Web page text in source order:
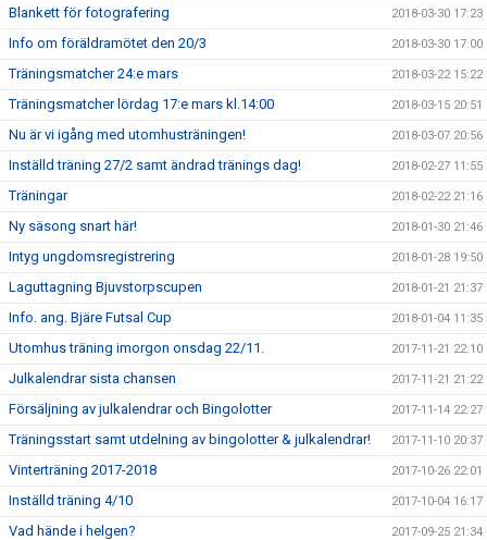
Blankett för fotografering 2018-03-30 17:23
Info om föräldramötet den 20/3 2018-03-30 17:00
Träningsmatcher 24:e mars 2018-03-22 15:22
Träningsmatcher lördag 17:e mars kl.14:00 2018-03-15 20:51
Nu är vi igång med utomhusträningen! 2018-03-07 20:56
Inställd träning 27/2 samt ändrad tränings dag! 2018-02-27 11:55
Träningar 2018-02-22 21:16
Ny säsong snart här! 2018-01-30 21:46
Intyg ungdomsregistrering 2018-01-28 19:50
Laguttagning Bjuvstorpscupen 2018-01-21 21:37
Info. ang. Bjäre Futsal Cup 2018-01-04 11:35
Utomhus träning imorgon onsdag 22/11. 2017-11-21 22:10
Julkalendrar sista chansen 2017-11-21 21:22
Försäljning av julkalendrar och Bingolotter 2017-11-14 22:27
Träningsstart samt utdelning av bingolotter & julkalendrar! 2017-11-10 20:37
Vinterträning 2017-2018 2017-10-26 22:01
Inställd träning 4/10 2017-10-04 16:17
Vad hände i helgen? 2017-09-25 21:34